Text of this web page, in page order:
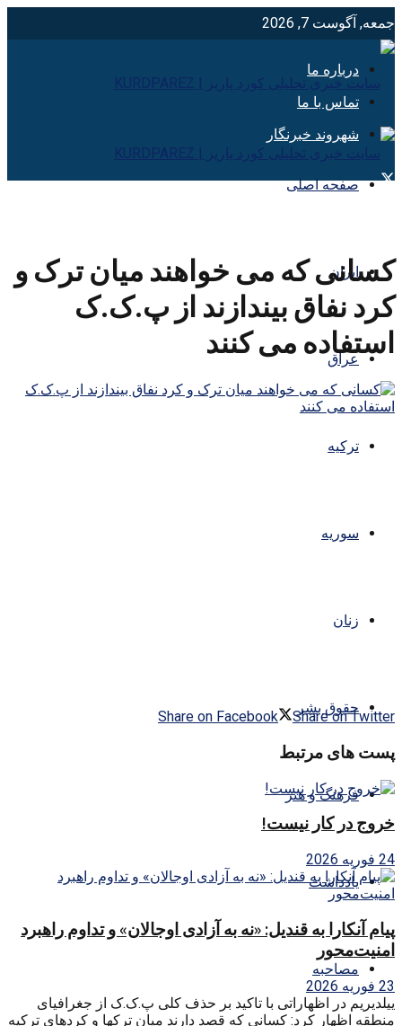
جمعه, آگوست 7, 2026
درباره ما
تماس با ما
شهروند خبرنگار
صفحه اصلی
ایران
عراق
ترکیه
سوریه
زنان
حقوق بشر
فرهنگ و هنر
یادداشت
مصاحبه
کسانی که می خواهند میان ترک و
کرد نفاق بیندازند از پ.ک.ک
استفاده می کنند
Share on Facebook Share on Twitter
پست های مرتبط
خروج در کار نیست!
24 فوریه 2026
پیام آنکارا به قندیل: «نه به آزادی اوجالان» و تداوم راهبرد
امنیت‌محور
23 فوریه 2026
ییلدیریم در اظهاراتی با تاکید بر حذف کلی پ.ک.ک از جغرافیای
منطقه اظهار کرد: کسانی که قصد دارند میان ترکها و کردهای ترکیه